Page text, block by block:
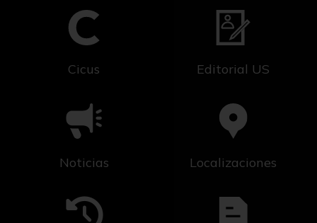
Cicus Editorial US
Noticias Localizaciones